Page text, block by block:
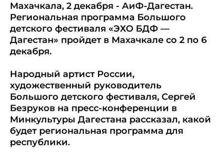
Махачкала, 2 декабря - АиФ-Дагестан.
Региональная программа Большого
детского фестиваля «ЭХО БДФ —
Дагестан» пройдет в Махачкале со 2 по 6
декабря.
Народный артист России,
художественный руководитель
Большого детского фестиваля, Сергей
Безруков на пресс-конференции в
Минкультуры Дагестана рассказал, какой
будет региональная программа для
республики.